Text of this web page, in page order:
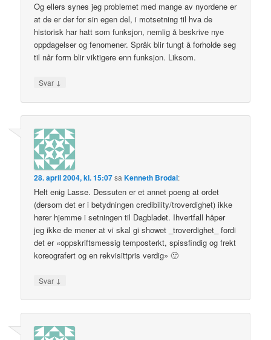
Og ellers synes jeg problemet med mange av nyordene er
at de er der for sin egen del, i motsetning til hva de
historisk har hatt som funksjon, nemlig å beskrive nye
oppdagelser og fenomener. Språk blir tungt å forholde seg
til når form blir viktigere enn funksjon. Liksom.
Svar ↓
28. april 2004, kl. 15:07sa Kenneth Brodal:
Helt enig Lasse. Dessuten er et annet poeng at ordet
(dersom det er i betydningen credibility/troverdighet) ikke
hører hjemme i setningen til Dagbladet. Ihvertfall håper
jeg ikke de mener at vi skal gi showet _troverdighet_ fordi
det er «oppskriftsmessig temposterkt, spissfindig og frekt
koreografert og en rekvisittpris verdig» 🙂
Svar ↓